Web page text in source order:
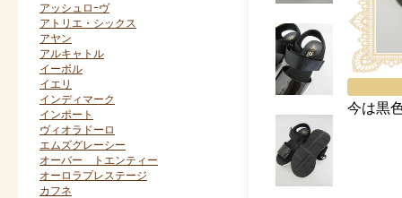
アッシュロｰヴ
アトリエ・シックス
アヤン
アルキャトル
イーボル
イエリ
インディマーク
インポート
ヴィオラドーロ
エムズグレーシー
オーバー トエンティー
オーロラプレステージ
カフネ
今は黒